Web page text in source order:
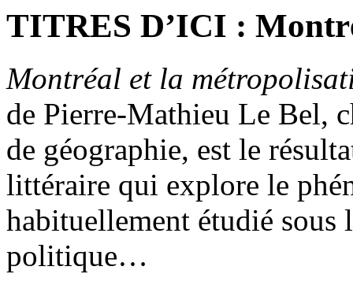
TITRES D’ICI :
Montréal et la
de Pierre-Mathieu Le Bel,
de géographie, est le
littéraire qui explore le
habituellement étudié sous
politique…